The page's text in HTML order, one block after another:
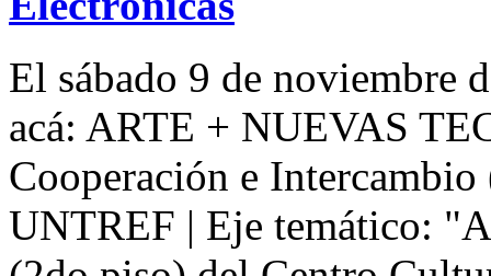
El sábado 9 de noviembre
acá: ARTE + NUEVAS
Cooperación e
UNTREF | Eje temático: